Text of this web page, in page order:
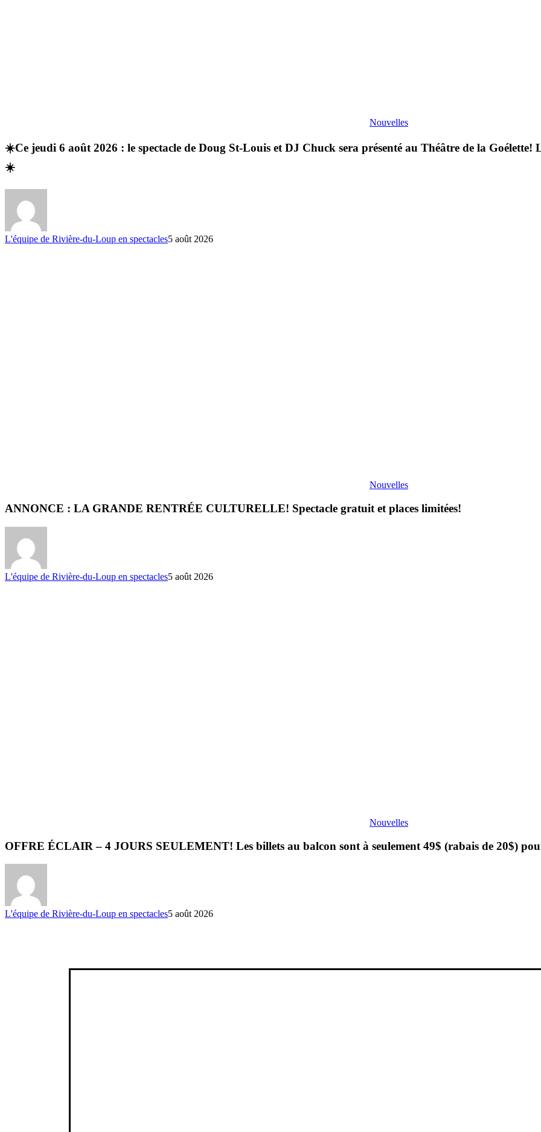
Nouvelles
☀️Ce jeudi 6 août 2026 : le spectacle de Doug St-Louis et DJ Chuck sera présenté au Théâtre de la
☀️
L'équipe de Rivière-du-Loup en spectacles5 août 2026
Nouvelles
ANNONCE : LA GRANDE RENTRÉE CULTURELLE! Spectacle gratuit et places limitées!
L'équipe de Rivière-du-Loup en spectacles5 août 2026
Nouvelles
OFFRE ÉCLAIR – 4 JOURS SEULEMENT! Les billets au balcon sont à seulement 49$ (rabais de 20$)
L'équipe de Rivière-du-Loup en spectacles5 août 2026